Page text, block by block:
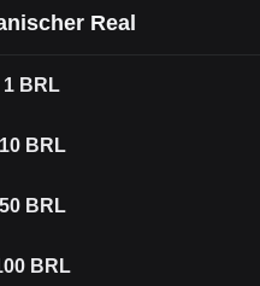
Real
1 BRL
10 BRL
50 BRL
BRL